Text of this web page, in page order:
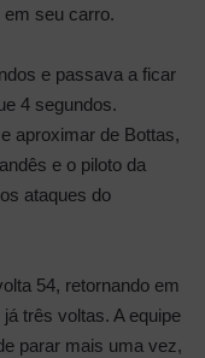
seu carro.
e passava a ficar
4 segundos.
aproximar de Bottas,
e o piloto da
ataques do
54, retornando em
três voltas. A equipe
parar mais uma vez,